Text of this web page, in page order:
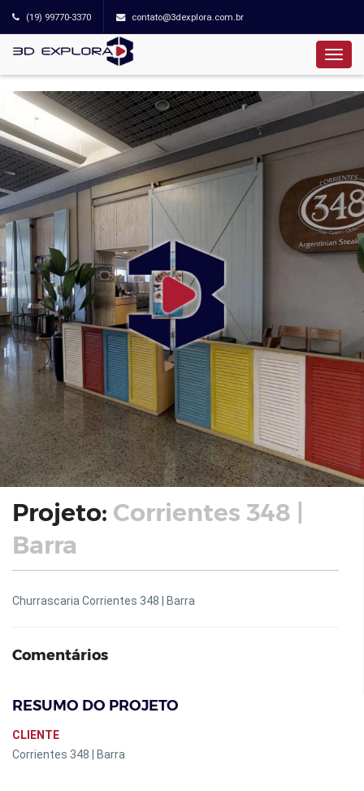
(19) 99770-3370 contato@3dexplora.com.br
Projeto: Corrientes 348 |
Barra
Churrascaria Corrientes 348 | Barra
Comentários
RESUMO DO PROJETO
CLIENTE
Corrientes 348 | Barra